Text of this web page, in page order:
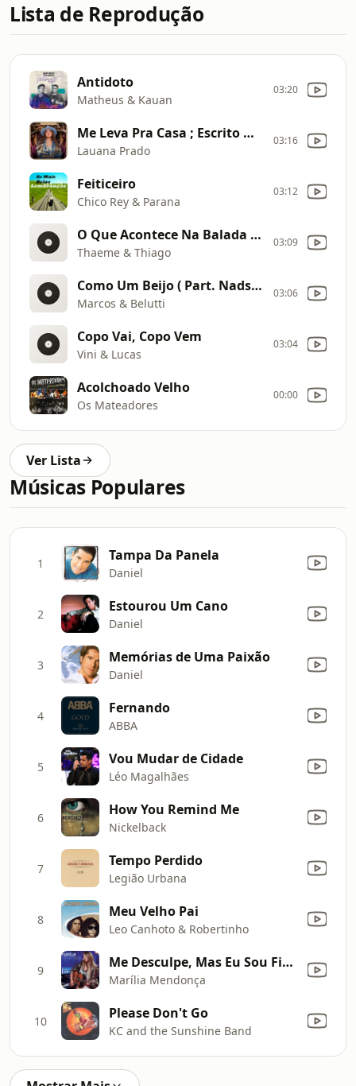
Lista de Reprodução
Antidoto
Matheus & Kauan
03:20
Me Leva Pra Casa ; Escrito Nas Estrelas ; Saudade
Lauana Prado
03:16
Feiticeiro
Chico Rey & Parana
03:12
O Que Acontece Na Balada ( Part. Fernando E Sorocaba )
Thaeme & Thiago
03:09
Como Um Beijo ( Part. Nadson O Ferinha )
Marcos & Belutti
03:06
Copo Vai, Copo Vem
Vini & Lucas
03:04
Acolchoado Velho
Os Mateadores
00:00
Ver Lista
Músicas Populares
1 Tampa Da Panela
Daniel
2 Estourou Um Cano
Daniel
3 Memórias de Uma Paixão
Daniel
4 Fernando
ABBA
5 Vou Mudar de Cidade
Léo Magalhães
6 How You Remind Me
Nickelback
7 Tempo Perdido
Legião Urbana
8 Meu Velho Pai
Leo Canhoto & Robertinho
9 Me Desculpe, Mas Eu Sou Fiel (Ao Vivo)
Marília Mendonça
10 Please Don't Go
KC and the Sunshine Band